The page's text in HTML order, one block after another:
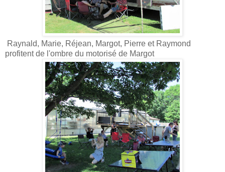
Raynald, Marie, Réjean, Margot, Pierre et Raymond
profitent de l'ombre du motorisé de Margot